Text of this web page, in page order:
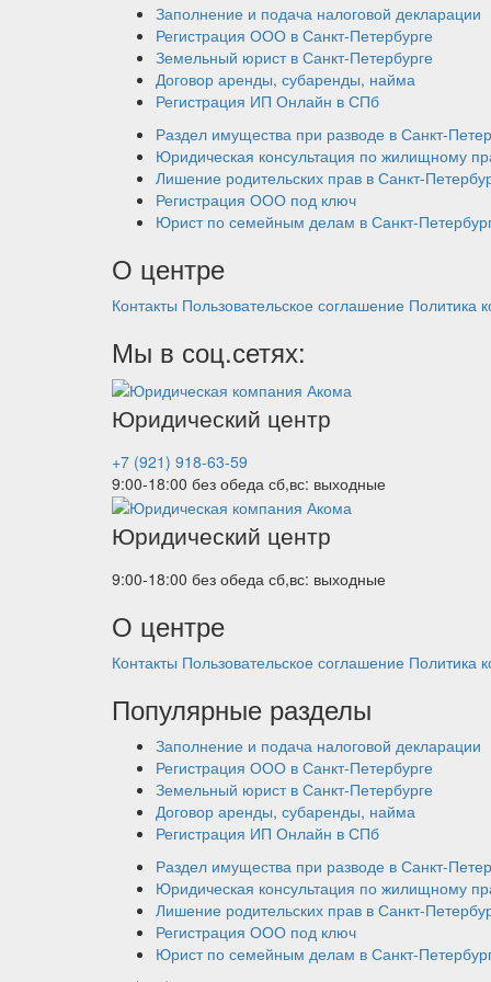
Заполнение и подача налоговой декларации
Регистрация ООО в Санкт-Петербурге
Земельный юрист в Санкт-Петербурге
Договор аренды, субаренды, найма
Регистрация ИП Онлайн в СПб
Раздел имущества при разводе в Санкт-
Юридическая консультация по жилищному
Лишение родительских прав в Санкт-
Регистрация ООО под ключ
Юрист по семейным делам в Санкт-
О центре
Контакты Пользовательское соглашение Политика
Мы в соц.сетях:
Юридический центр
+7 (921) 918-63-59
9:00-18:00 без обеда сб,вс: выходные
Юридический центр
9:00-18:00 без обеда сб,вс: выходные
О центре
Контакты Пользовательское соглашение Политика
Популярные разделы
Заполнение и подача налоговой декларации
Регистрация ООО в Санкт-Петербурге
Земельный юрист в Санкт-Петербурге
Договор аренды, субаренды, найма
Регистрация ИП Онлайн в СПб
Раздел имущества при разводе в Санкт-
Юридическая консультация по жилищному
Лишение родительских прав в Санкт-
Регистрация ООО под ключ
Юрист по семейным делам в Санкт-